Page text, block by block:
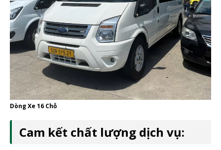
Dòng Xe 16 Chỗ
Cam kết chất lượng dịch vụ: